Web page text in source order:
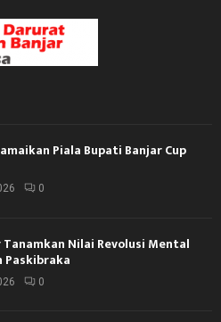
Piala Bupati Banjar Cup
0
Tanamkan Nilai Revolusi Mental
Paskibraka
0